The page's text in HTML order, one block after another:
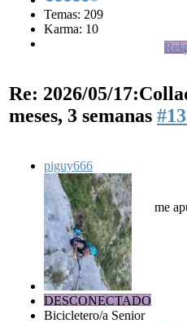
Temas: 209
Karma: 10
Re: 2026/05/
meses, 3 semanas
piguy666
DESCONECTADO
Bicicletero/a Senior
me